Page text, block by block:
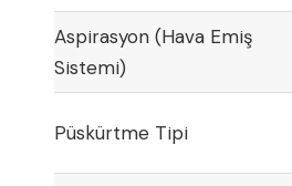
Aspirasyon (Hava Emiş
Sistemi)
Püskürtme Tipi